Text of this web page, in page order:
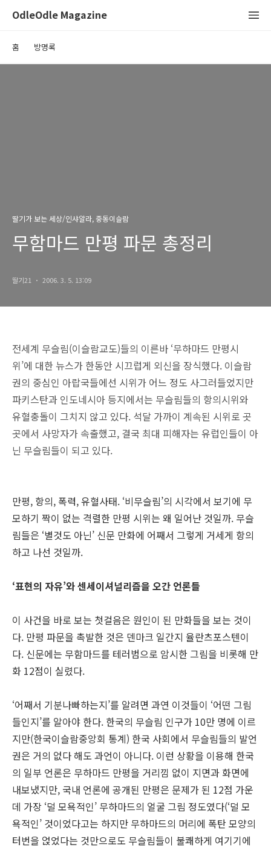
OdleOdle Magazine
홈 방명록
딸기가 보는 세상/인샤알라, 중동이슬람
무함마드 만평 파문 총정리
딸기21 2006. 3. 5. 13:09
전세계 무슬림(이슬람교도)들의 이른바 ‘무하마드 만평시
위’에 대한 뉴스가 한동안 시끄럽게 외신을 장식했다. 이슬람
권의 중심인 아랍국들에선 시위가 어느 정도 사그러들었지만
파키스탄과 인도네시아 등지에서는 무슬림들의 항의시위와
유혈충돌이 그치지 않고 있다. 석달 가까이 계속된 시위로 곳
곳에서 사망자가 속출했고, 결국 최대 피해자는 유럽인들이 아
닌 무슬림들이 되고 있다.
만평, 항의, 폭력, 유혈사태. ‘비무슬림’의 시각에서 보기에 무
모하기 짝이 없는 격렬한 만평 시위는 왜 일어난 것일까. 무슬
림들은 ‘별것도 아닌’ 신문 만화에 어째서 그렇게 거세게 항의
하고 나선 것일까.
‘표현의 자유’와 센세이셔널리즘을 오간 언론들
이 사건을 바로 보는 첫걸음은 원인이 된 만화들을 보는 것이
다. 만평 파문을 촉발한 것은 덴마크 일간지 율란츠포스텐이
다. 신문에는 무함마드를 테러범으로 암시한 그림을 비롯해 만
화 12점이 실렸다.
‘어째서 기분나빠하는지’를 알려면 과연 이것들이 ‘어떤 그림
들인지’를 알아야 한다. 한국의 무슬림 인구가 10만 명에 이르
지만(한국이슬람중앙회 통계) 한국 사회에서 무슬림들의 발언
권은 거의 없다 해도 과언이 아니다. 이런 상황을 이용해 한국
의 일부 언론은 무하마드 만평을 거리낌 없이 지면과 화면에
내보냈지만, 국내 언론에 공개된 만평은 문제가 된 12점 가운
데 가장 ‘덜 모욕적인’ 무하마드의 얼굴 그림 정도였다(‘덜 모
욕적인’ 것이었다고는 하지만 무하마드의 머리에 폭탄 모양의
터번을 얹었다는 것만으로도 무슬림들이 불쾌하게 여기기에